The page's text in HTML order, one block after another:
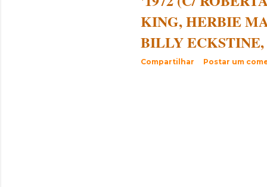
KING, HERBIE
BILLY ECKSTINE,
Compartilhar Postar um